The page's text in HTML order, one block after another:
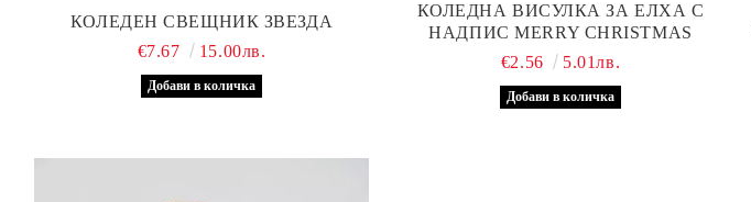
КОЛЕДЕН СВЕЩНИК ЗВЕЗДА
€7.67
15.00лв.
КОЛЕДНА ВИСУЛКА ЗА ЕЛХА С
НАДПИС MERRY CHRISTMAS
€2.56
5.01лв.